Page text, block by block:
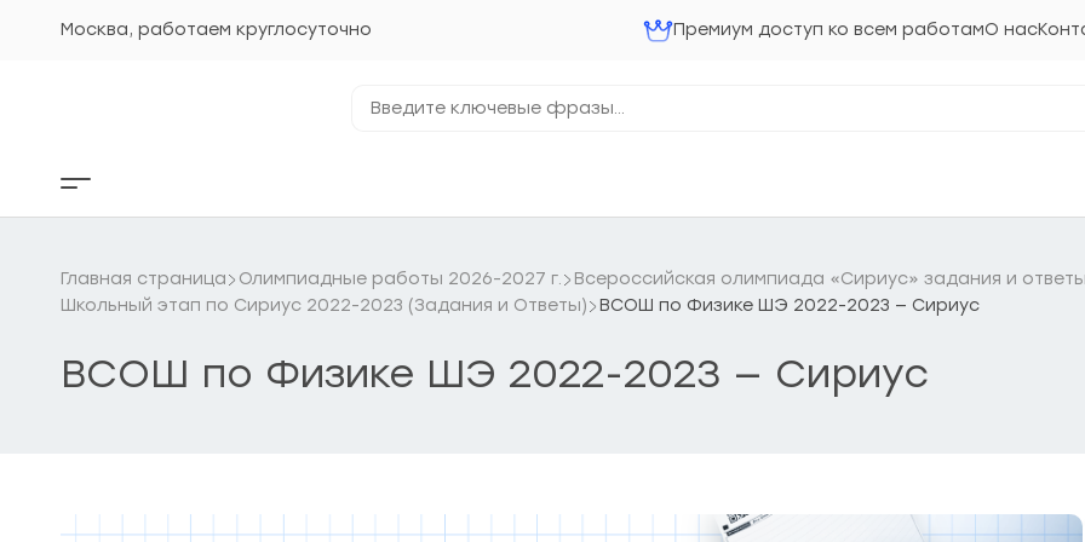
Москва, работаем круглосуточно Премиум доступ ко всем работамО нас
ключевые
Кнопка
бокового
Главная страница Олимпиадные работы 2026-2027 г.
Всероссийская олимпиада «Сириус» задания и ответы
Школьный этап по Сириус 2022-2023 (Задания и Ответы)
ВСОШ по Физике ШЭ 2022-2023 — Сириус
ВСОШ по Физике ШЭ 2022-2023 — Сириус